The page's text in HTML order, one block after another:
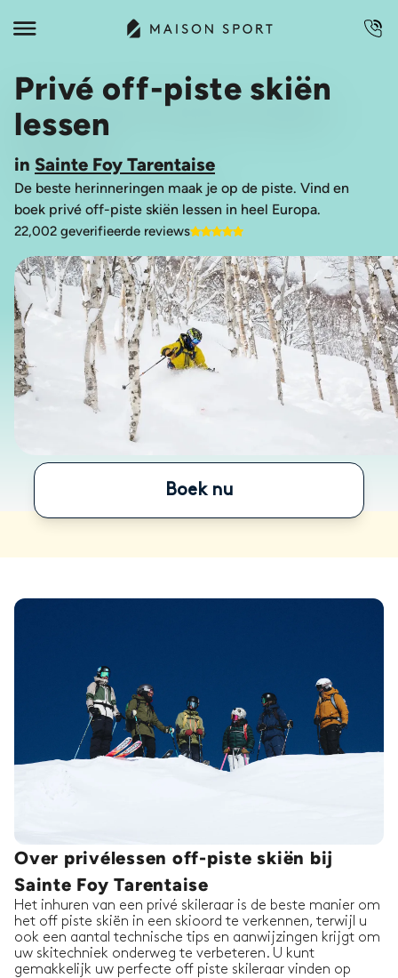
Privé off-piste skiën
lessen
in Sainte Foy Tarentaise
De beste herinneringen maak je op de piste. Vind en
boek privé off-piste skiën lessen in heel Europa.
22,002 geverifieerde reviews
Boek nu
Over privélessen off-piste skiën bij
Sainte Foy Tarentaise
Het inhuren van een privé skileraar is de beste manier om
het off piste skiën in een skioord te verkennen, terwijl u
ook een aantal technische tips en aanwijzingen krijgt om
uw skitechniek onderweg te verbeteren. U kunt
gemakkelijk uw perfecte off piste skileraar vinden op